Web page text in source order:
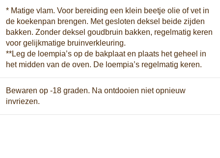
* Matige vlam. Voor bereiding een klein beetje olie of vet in
de koekenpan brengen. Met gesloten deksel beide zijden
bakken. Zonder deksel goudbruin bakken, regelmatig keren
voor gelijkmatige bruinverkleuring.
**Leg de loempia’s op de bakplaat en plaats het geheel in
het midden van de oven. De loempia’s regelmatig keren.
Bewaren op -18 graden. Na ontdooien niet opnieuw
invriezen.